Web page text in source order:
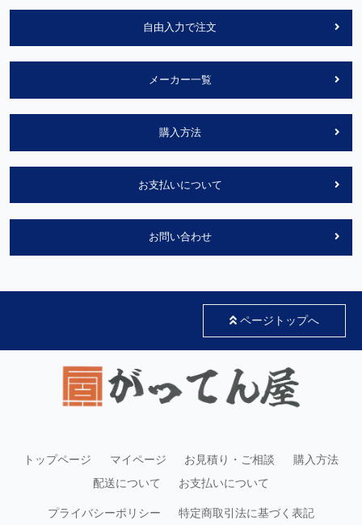
自由入力で注文
メーカー一覧
購入方法
お支払いについて
お問い合わせ
ページトップへ
トップページ マイページ お見積り・ご相談
購入方法
配送について
お支払いについて
プライバシーポリシー
特定商取引法に基づく表記